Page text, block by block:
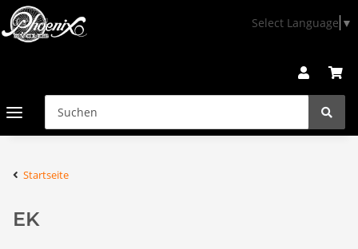
Select Language ▼
Startseite
EK